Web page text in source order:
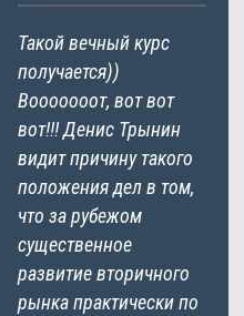
Такой вечный курс
получается))
Вооооооот, вот вот
вот!!! Денис Трынин
видит причину такого
положения дел в том,
что за рубежом
существенное
развитие вторичного
рынка практически по